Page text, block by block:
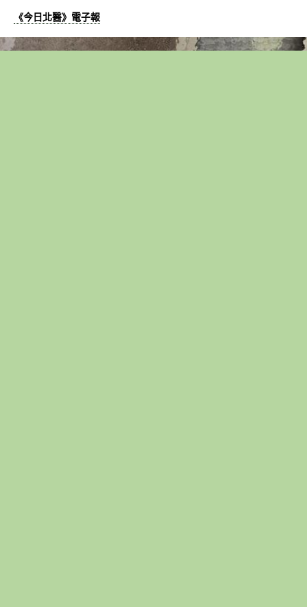
《今日北醫》電子報